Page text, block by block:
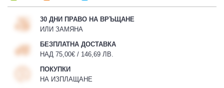
30 ДНИ ПРАВО НА ВРЪЩАНЕ
ИЛИ ЗАМЯНА
БЕЗПЛАТНА ДОСТАВКА
НАД 75,00€ / 146,69 ЛВ.
ПОКУПКИ
НА ИЗПЛАЩАНЕ